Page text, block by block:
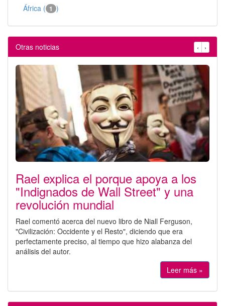
África ( 1 )
Otras noticias ‹ ›
Rael explica el porque apoya a los
"Indignados de Wall Street" y una
revolución mundial
Rael comentó acerca del nuevo libro de Niall Ferguson,
"Civilización: Occidente y el Resto", diciendo que era
perfectamente preciso, al tiempo que hizo alabanza del
análisis del autor.
Leer más »